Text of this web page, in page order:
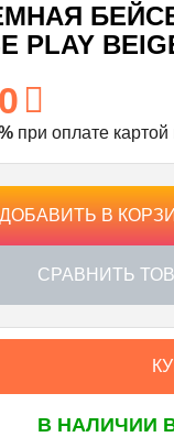
PLAY
при оплате картой
ДОБАВИТЬ В
СРАВНИТЬ
В НАЛИЧИИ